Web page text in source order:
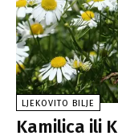
LJEKOVITO BILJE
Kamilica ili